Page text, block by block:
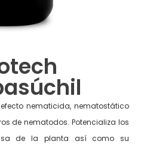
nematicida, nematostático
de nematodos. Potencializa los
de la planta así como su